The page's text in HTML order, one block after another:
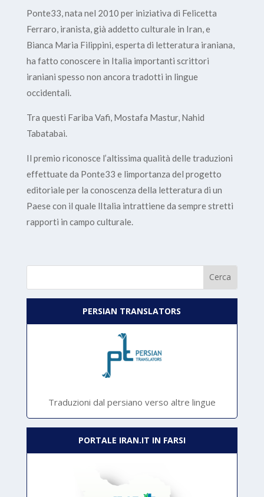
Ponte33, nata nel 2010 per iniziativa di Felicetta
Ferraro, iranista, già addetto culturale in Iran, e
Bianca Maria Filippini, esperta di letteratura iraniana,
ha fatto conoscere in Italia importanti scrittori
iraniani spesso non ancora tradotti in lingue
occidentali.
Tra questi Fariba Vafi, Mostafa Mastur, Nahid
Tabatabai.
Il premio riconosce l’altissima qualità delle traduzioni
effettuate da Ponte33 e limportanza del progetto
editoriale per la conoscenza della letteratura di un
Paese con il quale lItalia intrattiene da sempre stretti
rapporti in campo culturale.
PERSIAN TRANSLATORS
Traduzioni dal persiano verso altre lingue
PORTALE IRAN.IT IN FARSI